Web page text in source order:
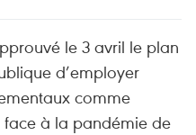
le 3 avril le plan
d’employer
comme
à la pandémie de